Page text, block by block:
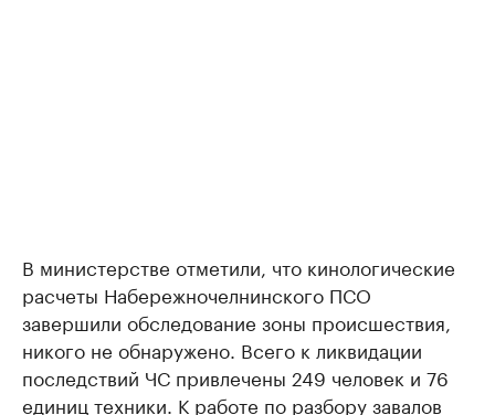
В министерстве отметили, что кинологические
расчеты Набережночелнинского ПСО
завершили обследование зоны происшествия,
никого не обнаружено. Всего к ликвидации
последствий ЧС привлечены 249 человек и 76
единиц техники. К работе по разбору завалов